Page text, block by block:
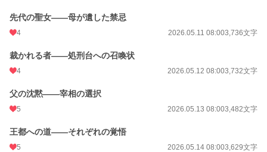
先代の聖女——母が遺した禁忌
4 2026.05.11 08:003,736文字
裁かれる者——処刑台への召喚状
4 2026.05.12 08:003,732文字
父の沈黙——宰相の選択
5 2026.05.13 08:003,482文字
王都への道——それぞれの覚悟
5 2026.05.14 08:003,629文字